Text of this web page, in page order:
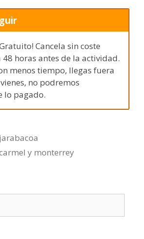
Cancela sin coste
horas antes de la actividad.
menos tiempo, llegas fuera
no podremos
lo pagado.
y monterrey